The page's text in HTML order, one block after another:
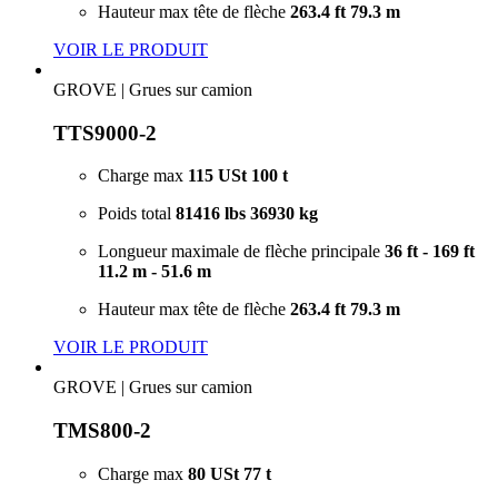
Hauteur max tête de flèche 263.4 ft 79.3 m
VOIR LE PRODUIT
GROVE | Grues sur camion
TTS9000-2
Charge max 115 USt 100 t
Poids total 81416 lbs 36930 kg
Longueur maximale de flèche principale 36 ft - 169 ft
11.2 m - 51.6 m
Hauteur max tête de flèche 263.4 ft 79.3 m
VOIR LE PRODUIT
GROVE | Grues sur camion
TMS800-2
Charge max 80 USt 77 t